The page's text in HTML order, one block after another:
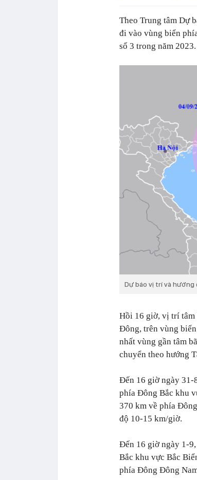
Theo Trung tâm Dự
đi vào vùng biển
số 3 trong năm 2023.
Dự báo vị trí và hướng
Hồi 16 giờ, vị trí tâm
Đông, trên vùng
nhất vùng gần tâm
chuyển theo hướng
Đến 16 giờ ngày 31-
phía Đông Bắc khu
370 km về phía
độ 10-15 km/giờ.
Đến 16 giờ ngày 1-
Bắc khu vực Bắc
phía Đông Đông